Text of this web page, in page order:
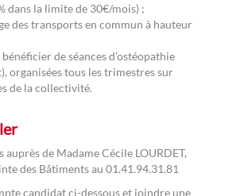
dans la limite de 30€/mois) ;
des transports en commun à hauteur
de séances d’ostéopathie
organisées tous les trimestres sur
de la collectivité.
auprès de Madame Cécile LOURDET,
des Bâtiments au 01.41.94.31.81
candidat ci-dessous et joindre une